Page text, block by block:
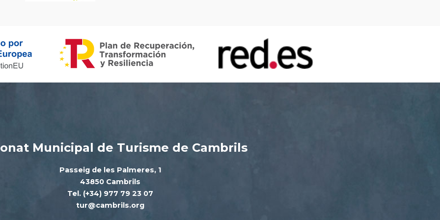
Municipal de Turisme de Cambrils
Passeig de les Palmeres, 1
43850 Cambrils
Tel. (+34) 977 79 23 07
tur@cambrils.org